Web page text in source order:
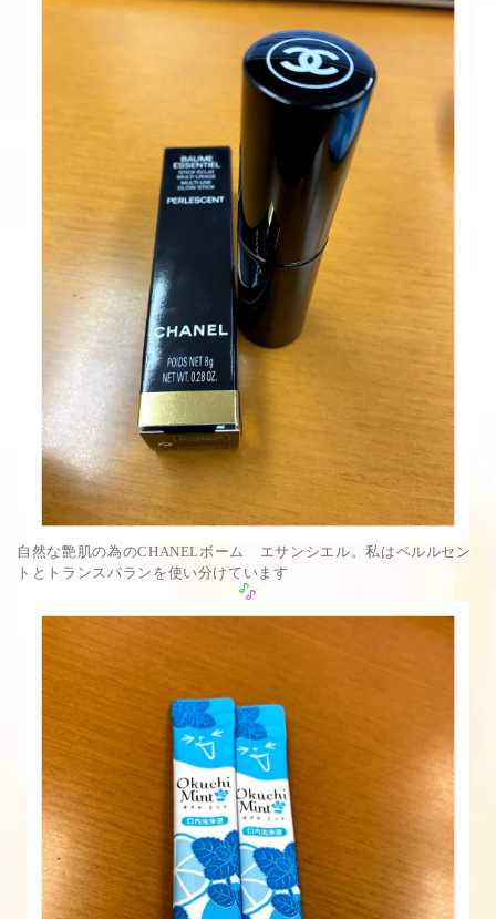
自然な艶肌の為のCHANELボーム エサンシエル。私はペルルセン
トとトランスパランを使い分けています